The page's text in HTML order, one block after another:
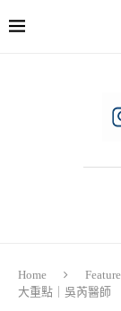
Home
大重點｜吳芮醫師